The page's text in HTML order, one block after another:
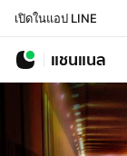
เปิดในแอป LINE
แชนแนล